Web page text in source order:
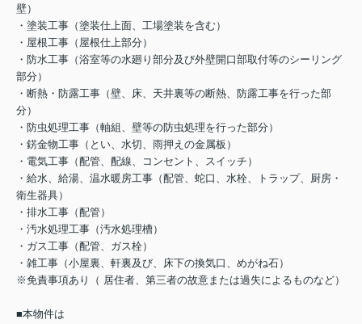
壁）
・塗装工事（塗装仕上面、工場塗装を含む）
・屋根工事（屋根仕上部分）
・防水工事（浴室等の水廻り部分及び外壁開口部取付等のシーリング
部分）
・断熱・防露工事（壁、床、天井裏等の断熱、防露工事を行った部
分）
・防虫処理工事（軸組、壁等の防虫処理を行った部分）
・錺金物工事（とい、水切、雨押えの金属板）
・電気工事（配管、配線、コンセント、スイッチ）
・給水、給湯、温水暖房工事（配管、蛇口、水栓、トラップ、厨房・
衛生器具）
・排水工事（配管）
・汚水処理工事（汚水処理槽）
・ガス工事（配管、ガス栓）
・雑工事（小屋裏、軒裏及び、床下の換気口、めがね石）
※免責事項あり（ 居住者、第三者の故意または過失によるものなど）
■本物件は